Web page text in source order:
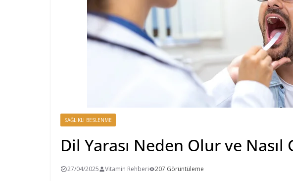
SAĞLIKLI BESLENME
Dil Yarası Neden Olur ve Nasıl
27/04/2025 Vitamin Rehberi 207 Görüntüleme